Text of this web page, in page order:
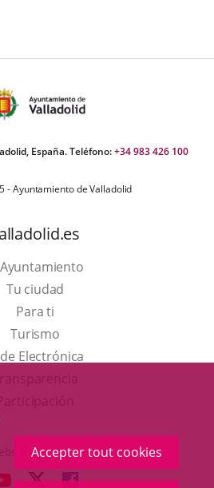
Accepter tout cookies
España. Teléfono:+34 983 426 100
- Ayuntamiento de Valladolid
Tu ciudad
Para ti
TurismoEste
enlace
una
ventana
Electrónica
externa.
del ayuntamiento
ENLACEENLACEENLACE